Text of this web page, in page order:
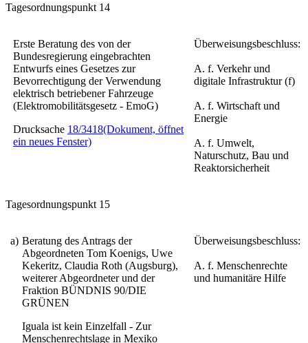
Tagesordnungspunkt 14
Erste Beratung des von der
Bundesregierung eingebrachten
Entwurfs eines Gesetzes zur
Bevorrechtigung der Verwendung
elektrisch betriebener Fahrzeuge
(Elektromobilitätsgesetz - EmoG)
Drucksache 18/3418(Dokument, öffnet
ein neues Fenster)
Überweisungsbeschluss:
A. f. Verkehr und
digitale Infrastruktur (f)
A. f. Wirtschaft und
Energie
A. f. Umwelt,
Naturschutz, Bau und
Reaktorsicherheit
Tagesordnungspunkt 15
a) Beratung des Antrags der
Abgeordneten Tom Koenigs, Uwe
Kekeritz, Claudia Roth (Augsburg),
weiterer Abgeordneter und der
Fraktion BÜNDNIS 90/DIE
GRÜNEN
Iguala ist kein Einzelfall - Zur
Menschenrechtslage in Mexiko
Überweisungsbeschluss:
A. f. Menschenrechte
und humanitäre Hilfe